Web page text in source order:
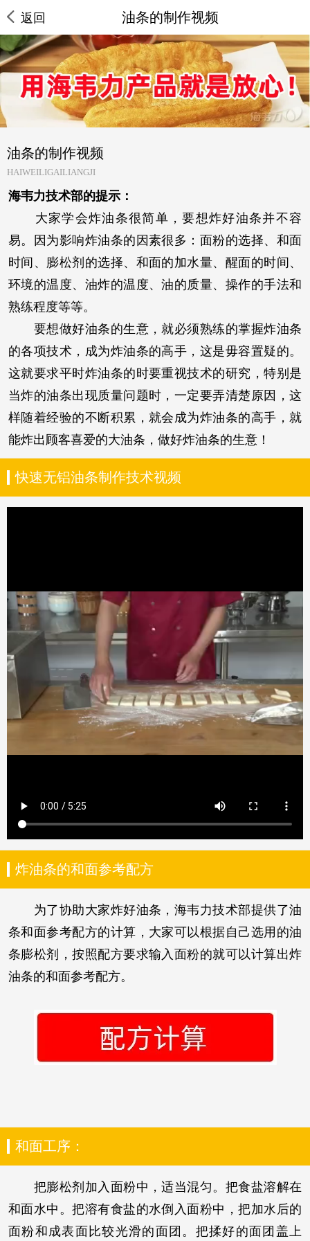
返回 油条的制作视频
油条的制作视频
HAIWEILIGAILIANGJI
海韦力技术部的提示：
大家学会炸油条很简单，要想炸好油条并不容
易。因为影响炸油条的因素很多：面粉的选择、和面
时间、膨松剂的选择、和面的加水量、醒面的时间、
环境的温度、油炸的温度、油的质量、操作的手法和
熟练程度等等。
要想做好油条的生意，就必须熟练的掌握炸油条
的各项技术，成为炸油条的高手，这是毋容置疑的。
这就要求平时炸油条的时要重视技术的研究，特别是
当炸的油条出现质量问题时，一定要弄清楚原因，这
样随着经验的不断积累，就会成为炸油条的高手，就
能炸出顾客喜爱的大油条，做好炸油条的生意！
快速无铝油条制作技术视频
炸油条的和面参考配方
为了协助大家炸好油条，海韦力技术部提供了油
条和面参考配方的计算，大家可以根据自己选用的油
条膨松剂，按照配方要求输入面粉的就可以计算出炸
油条的和面参考配方。
和面工序：
把膨松剂加入面粉中，适当混匀。把食盐溶解在
和面水中。把溶有食盐的水倒入面粉中，把加水后的
面粉和成表面比较光滑的面团。把揉好的面团盖上